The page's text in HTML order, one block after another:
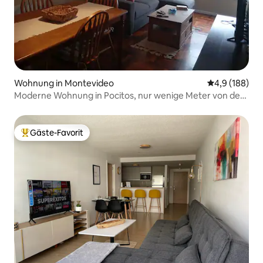
Wohnung in Montevideo
4,9 (188)
Moderne Wohnung in Pocitos, nur wenige Meter von der
Beliebter Gäste-Favorit.
Gäste-Favorit